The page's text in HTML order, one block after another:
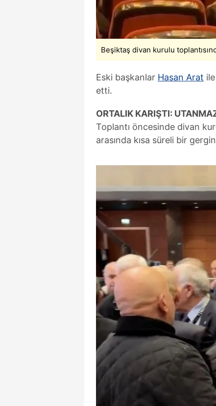
Beşiktaş divan kurulu
Eski başkanlar Hasan Arat
etti.
ORTALIK KARIŞTI:
Toplantı öncesinde divan
arasında kısa süreli bir